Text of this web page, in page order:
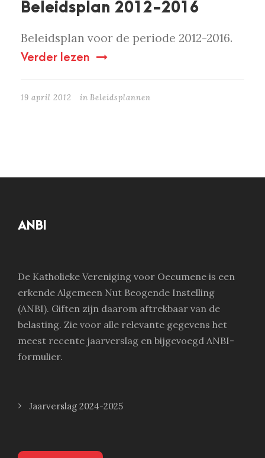
Beleidsplan 2012-2016
Beleidsplan voor de periode 2012-2016.
Verder lezen
19 april 2012 in Beleidsplannen
ANBI
De Katholieke Vereniging voor Oecumene is een
erkende Algemeen Nut Beogende Instelling
(ANBI). Giften zijn daarom aftrekbaar van de
belasting. Zie voor alle relevante gegevens het
meest recente jaarverslag en bijgevoegd ANBI-
formulier.
Jaarverslag 2024-2025